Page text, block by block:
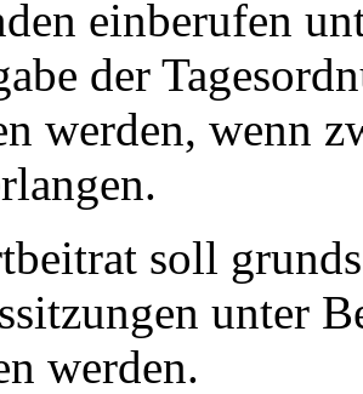
einberufen
der
werden, wenn
soll
unter
werden.